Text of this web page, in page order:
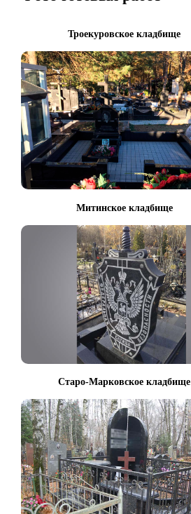
Троекуровское кладбище
Митинское кладбище
Старо-Марковское кладбище